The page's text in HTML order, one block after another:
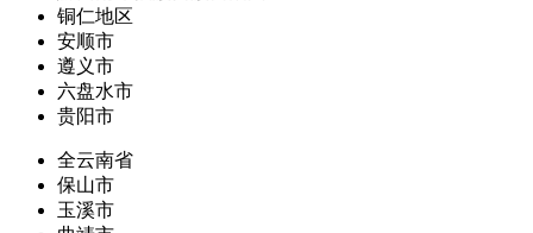
铜仁地区
安顺市
遵义市
六盘水市
贵阳市
全云南省
保山市
玉溪市